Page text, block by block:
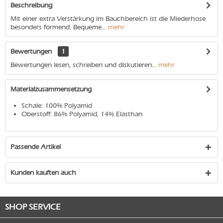
Beschreibung
Mit einer extra Verstärkung im Bauchbereich ist die Miederhose
besonders formend. Bequeme... mehr
Bewertungen
1
Bewertungen lesen, schreiben und diskutieren... mehr
Materialzusammensetzung
Schale: 100% Polyamid
Oberstoff: 86% Polyamid, 14% Elasthan
Passende Artikel
Kunden kauften auch
SHOP SERVICE